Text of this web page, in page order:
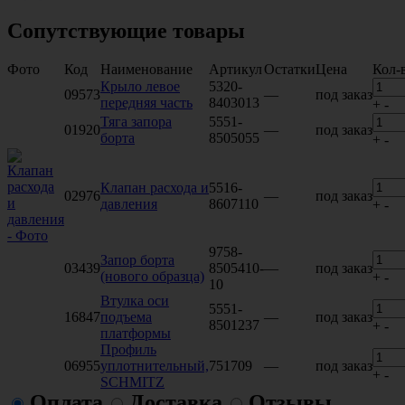
Сопутствующие товары
Фото Код Наименование Артикул ОстаткиЦена
Кол-
09573
Крыло левое
передняя часть
5320-
8403013
— под заказ
+ -
01920
Тяга запора
борта
5551-
8505055
— под заказ
+ -
02976
Клапан расхода и
давления
5516-
8607110
— под заказ
+ -
03439
Запор борта
(нового образца)
9758-
8505410-
10
— под заказ
+ -
16847
Втулка оси
подъема
платформы
5551-
8501237
— под заказ
+ -
06955
Профиль
уплотнительный,
SCHMITZ
751709 — под заказ
+ -